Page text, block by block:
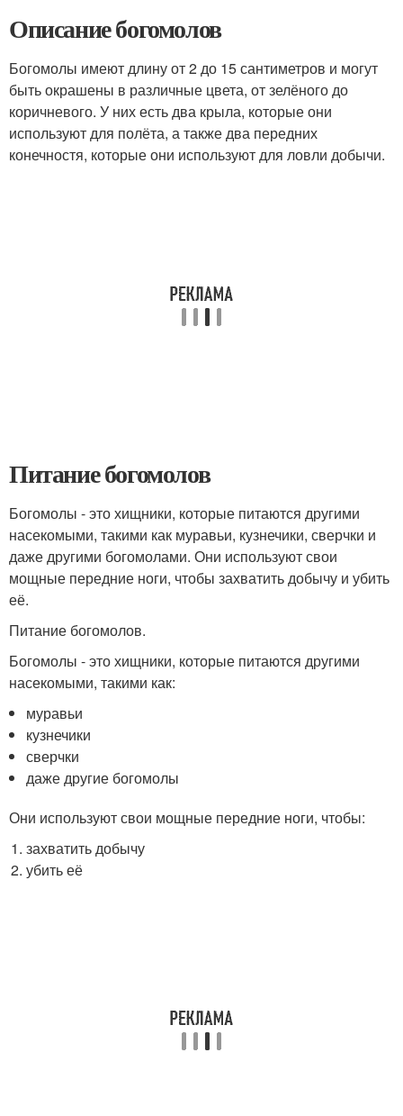
Описание богомолов
Богомолы имеют длину от 2 до 15 сантиметров и могут
быть окрашены в различные цвета, от зелёного до
коричневого. У них есть два крыла, которые они
используют для полёта, а также два передних
конечностя, которые они используют для ловли добычи.
Питание богомолов
Богомолы - это хищники, которые питаются другими
насекомыми, такими как муравьи, кузнечики, сверчки и
даже другими богомолами. Они используют свои
мощные передние ноги, чтобы захватить добычу и убить
её.
Питание богомолов.
Богомолы - это хищники, которые питаются другими
насекомыми, такими как:
муравьи
кузнечики
сверчки
даже другие богомолы
Они используют свои мощные передние ноги, чтобы:
захватить добычу
убить её